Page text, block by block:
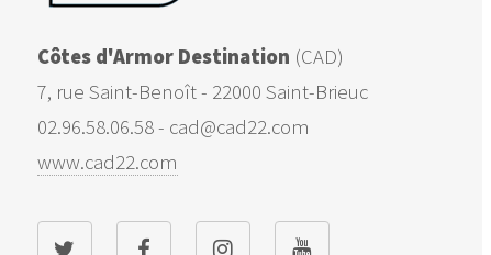
Côtes d'Armor Destination (CAD)
7, rue Saint-Benoît - 22000 Saint-Brieuc
02.96.58.06.58 - cad@cad22.com
www.cad22.com